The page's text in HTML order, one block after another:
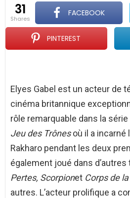
31
shares
FACEBOOK
PINTEREST
Elyes Gabel est un acteur de
cinéma britannique
rôle remarquable dans la
Jeu des Trônesoù il a incarné
Rakharo pendant les deux
également joué dans
Pertes, Scorpionet Corps de
autres. L’acteur prolifique a